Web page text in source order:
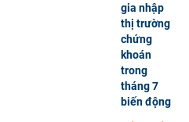
gia nhập
thị trường
chứng
khoán
trong
tháng 7
biến động